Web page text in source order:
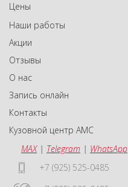
Цены
Наши работы
Акции
Отзывы
О нас
Запись онлайн
Контакты
Кузовной центр АМС
MAX| Telegram | WhatsApp
+7 (925) 525-0485